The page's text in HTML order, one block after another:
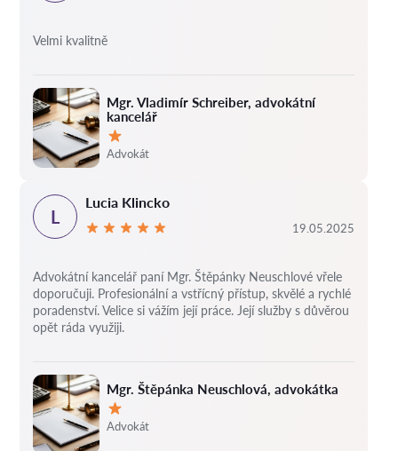
Mgr. Vladimír Schreiber, advokátní
kancelář
Hodnocení:
Advokát
Velmi kvalitně
Mgr. Štěpánka Neuschlová, advokátka
Hodnocení:
Advokát
L
Lucia Klincko
19.05.2025
Advokátní kancelář paní Mgr. Štěpánky Neuschlové vřele
doporučuji. Profesionální a vstřícný přístup, skvělé a rychlé
poradenství. Velice si vážím její práce. Její služby s důvěrou
opět ráda využiji.